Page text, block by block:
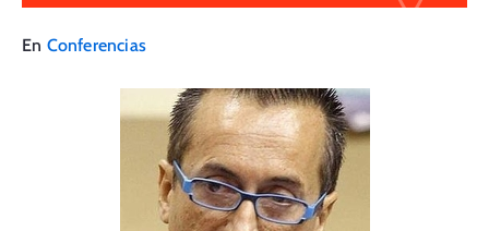
En Conferencias